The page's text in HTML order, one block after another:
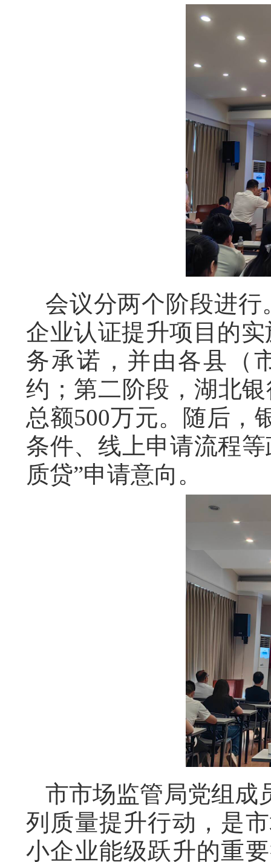
会议分两个阶段进
企业认证提升项目的
务承诺，并由各县（
约；第二阶段，湖北
总额500万元。随后，
条件、线上申请流程
质贷”申请意向。
市市场监管局党组成
列质量提升行动，是
小企业能级跃升的重